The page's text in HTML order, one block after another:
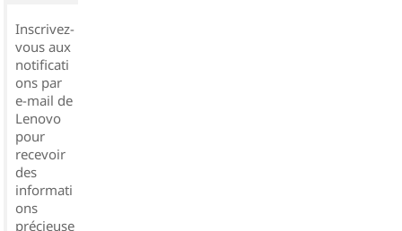
Inscrivez-
vous aux
notificati
ons par
e-mail de
Lenovo
pour
recevoir
des
informati
ons
précieuse